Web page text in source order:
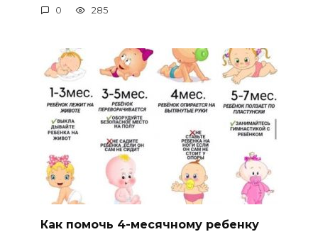
0 285
Как помочь 4-месячному ребенку